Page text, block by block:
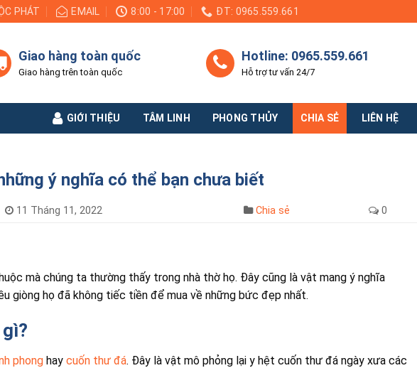
PHÁT EMAIL 8:00 - 17:00 ĐT: 0965.559.661
Giao hàng toàn quốc
Giao hàng trên toàn quốc
Hotline: 0965.559.661
Hỗ trợ tư vấn 24/7
GIỚI THIỆU TÂM LINH PHONG THỦY CHIA SẺ LIÊN HỆ
ý nghĩa có thể bạn chưa biết
11 Tháng 11, 2022 Chia sẻ 0
mà chúng ta thường thấy trong nhà thờ họ. Đây cũng là vật mang ý nghĩa
giòng họ đã không tiếc tiền để mua về những bức đẹp nhất.
phong hay cuốn thư đá. Đây là vật mô phỏng lại y hệt cuốn thư đá ngày xưa các